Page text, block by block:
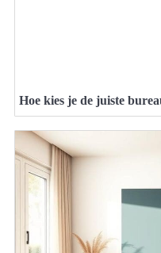
Hoe kies je de juiste